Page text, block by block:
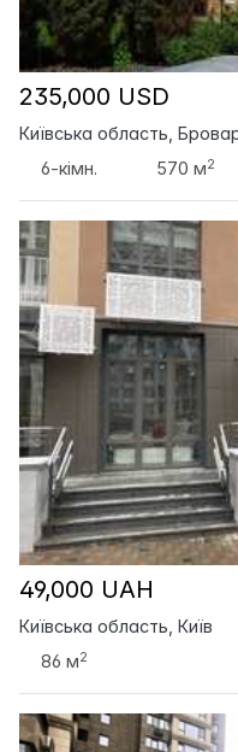
235,000 USD
Київська область,
6-кімн.
570 м2
49,000 UAH
Київська область, Київ
86 м2